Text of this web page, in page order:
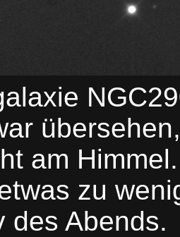
am
zu
des Abends.